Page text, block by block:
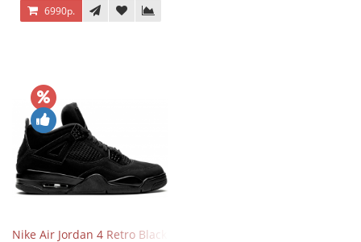
6990р.
Nike Air Jordan 4 Retro Black Cat